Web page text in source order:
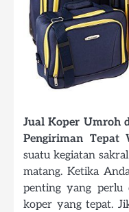
Jual Koper Umroh
Pengiriman Tepat
suatu kegiatan
matang. Ketika
penting yang perlu
koper yang tepat.